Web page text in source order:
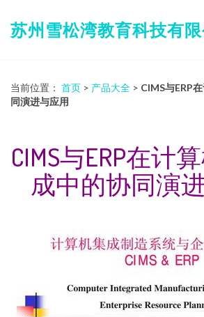
苏州雪松湾教育科技有
当前位置： 首页 > 产品大全 > CIMS与ERP
同演进与应用
CIMS与ERP在计
成中的协同演